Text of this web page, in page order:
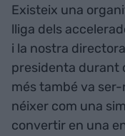
Existeix una
lliga dels
i la nostra
presidenta durant
més també va
néixer com una
convertir en una